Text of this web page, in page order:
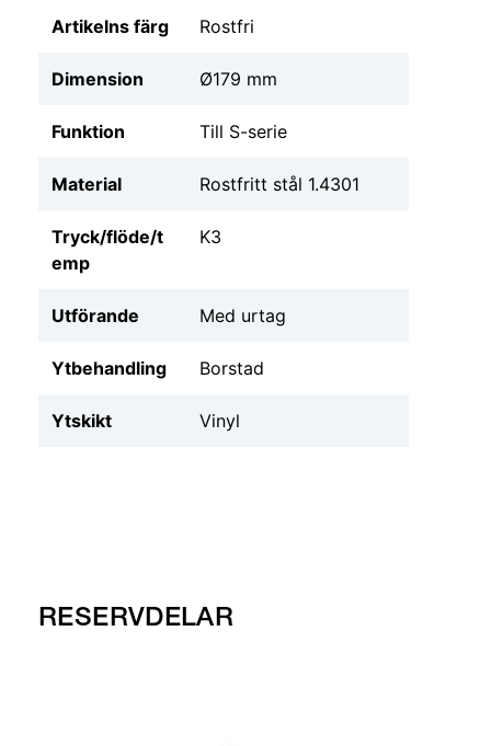
Artikelns färg Rostfri
Dimension Ø179 mm
Funktion Till S-serie
Material Rostfritt stål 1.4301
Tryck/flöde/t
emp
K3
Utförande Med urtag
Ytbehandling Borstad
Ytskikt Vinyl
RESERVDELAR